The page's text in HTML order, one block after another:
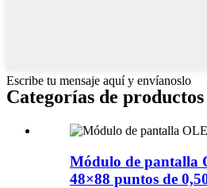
Escribe tu mensaje aquí y envíanoslo
Categorías de productos
Módulo de pantalla
48×88 puntos de